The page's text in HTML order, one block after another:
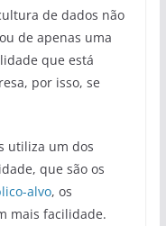
de dados não
de apenas uma
que está
por isso, se
utiliza um dos
que são os
alvo, os
mais facilidade.